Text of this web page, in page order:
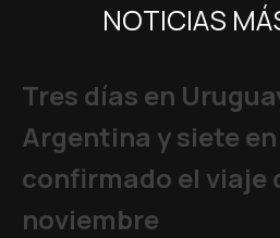
NOTICIAS
Tres días en
Argentina y siete
confirmado el viaje
noviembre